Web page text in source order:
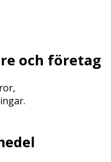
och företag